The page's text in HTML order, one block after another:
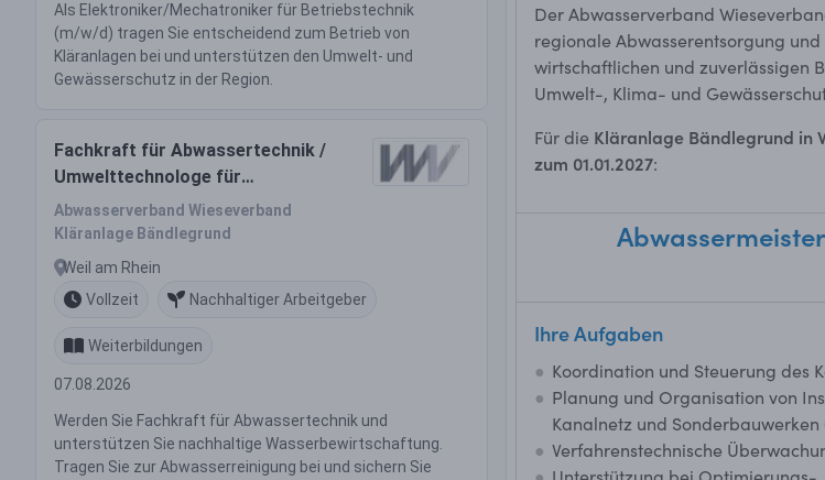
Als Elektroniker/Mechatroniker für Betriebstechnik
(m/w/d) tragen Sie entscheidend zum Betrieb von
Kläranlagen bei und unterstützen den Umwelt- und
Gewässerschutz in der Region.
Fachkraft für Abwassertechnik /
Umwelttechnologe für
Abwasserbewirtschaftung
(m/w/d)
Abwasserverband Wieseverband
Kläranlage Bändlegrund
Weil am Rhein
Vollzeit
Nachhaltiger Arbeitgeber
Weiterbildungen
07.08.2026
Werden Sie Fachkraft für Abwassertechnik und
unterstützen Sie nachhaltige Wasserbewirtschaftung.
Tragen Sie zur Abwasserreinigung bei und sichern Sie